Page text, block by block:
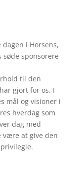
i Horsens,
søde sponsorere
til den
gjort for os. I
mål og visioner i
hverdag som
dag med
være at give den